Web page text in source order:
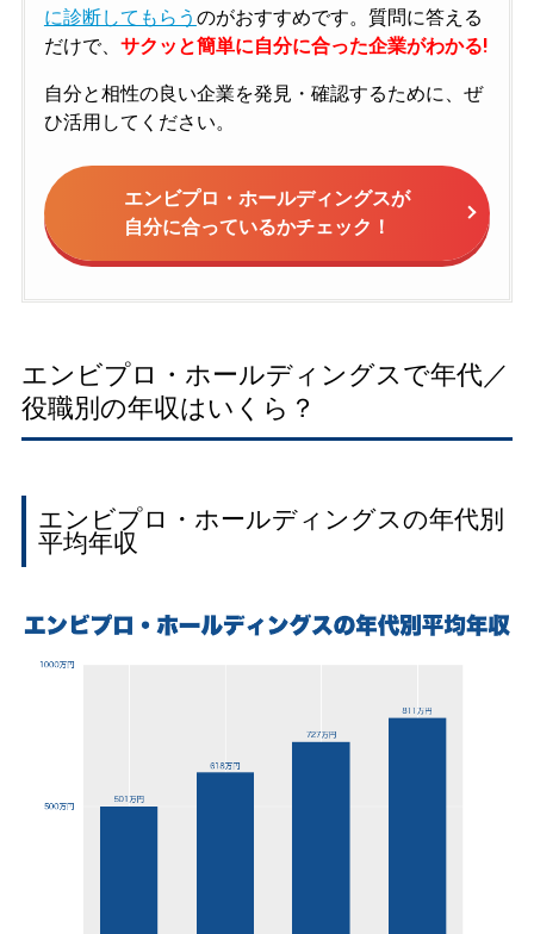
に診断してもらう のがおすすめです。質問に答える
だけで、 サクッと簡単に自分に合った企業がわかる!
自分と相性の良い企業を発見・確認するために、ぜ
ひ活用してください。
エンビプロ・ホールディングスが
自分に合っているかチェック！
エンビプロ・ホールディングスで年代／
役職別の年収はいくら？
エンビプロ・ホールディングスの年代別
平均年収